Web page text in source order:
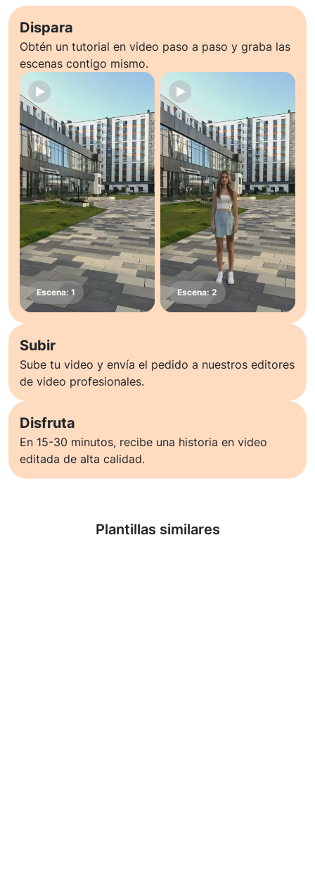
Dispara
Obtén un tutorial en video paso a paso y graba las
escenas contigo mismo.
Subir
Sube tu video y envía el pedido a nuestros editores
de video profesionales.
Disfruta
En 15-30 minutos, recibe una historia en video
editada de alta calidad.
Plantillas similares
Saber más